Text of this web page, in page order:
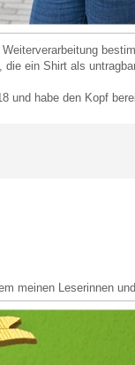
ein Shirt als
und habe den Kopf
meinen Leserinnen